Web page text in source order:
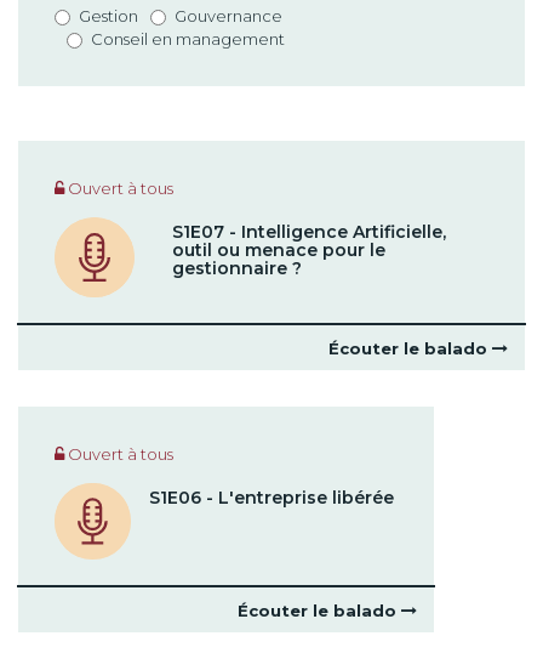
Gestion
Gouvernance
Conseil en management
Ouvert à tous
S1E07 - Intelligence Artificielle,
outil ou menace pour le
gestionnaire ?
Écouter le balado
Ouvert à tous
S1E06 - L'entreprise libérée
Écouter le balado